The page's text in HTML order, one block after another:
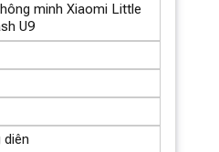
minh Xiaomi Little
U9
diên